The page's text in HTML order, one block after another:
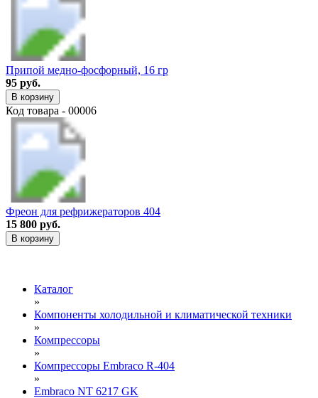
Припой медно-фосфорный, 16 гр
95 руб.
В корзину
Код товара - 00006
Фреон для рефрижераторов 404
15 800 руб.
В корзину
Каталог
»
Компоненты холодильной и климатической техники
»
Компрессоры
»
Компрессоры Embraco R-404
»
Embraco NT 6217 GK